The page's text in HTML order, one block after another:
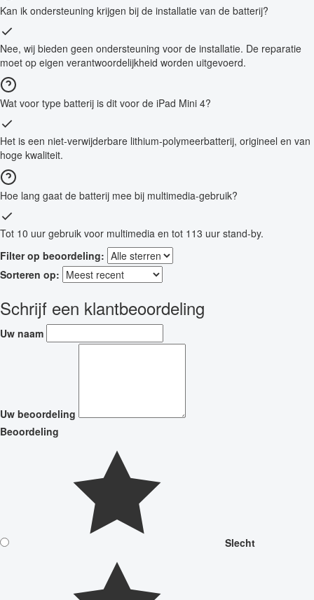
Kan ik ondersteuning krijgen bij de installatie van de batterij?
Nee, wij bieden geen ondersteuning voor de installatie. De reparatie
moet op eigen verantwoordelijkheid worden uitgevoerd.
Wat voor type batterij is dit voor de iPad Mini 4?
Het is een niet-verwijderbare lithium-polymeerbatterij, origineel en van
hoge kwaliteit.
Hoe lang gaat de batterij mee bij multimedia-gebruik?
Tot 10 uur gebruik voor multimedia en tot 113 uur stand-by.
Filter op beoordeling:
Sorteren op:
Schrijf een klantbeoordeling
Uw naam
Uw beoordeling
Beoordeling
Slecht